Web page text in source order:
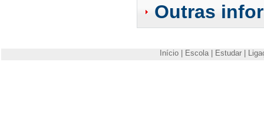
Outras
Início Escola Estudar